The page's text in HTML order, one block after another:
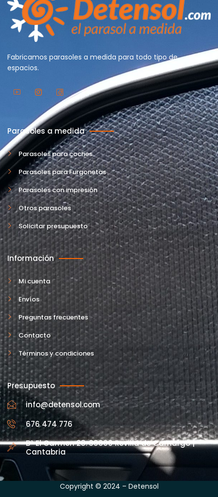
Fabricamos parasoles a medida para todo tipo de
espacios.
Parasoles a medida
Parasoles para coches
Parasoles para Furgonetas
Parasoles con impresión
Otros parasoles
Solicitar presupuesto
Información
Mi cuenta
Envíos
Preguntas frecuentes
Contacto
Términos y condiciones
Presupuesto
info@detensol.com
676 474 776
Bº El Carmen 28. 39600 Revilla de Camargo |
Cantabria
Copyright © 2024 – Detensol